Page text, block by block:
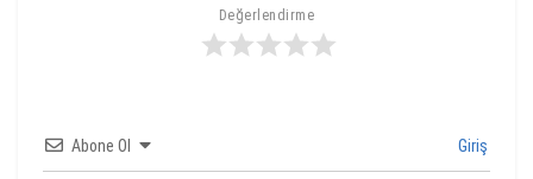
Değerlendirme
Abone Ol Giriş